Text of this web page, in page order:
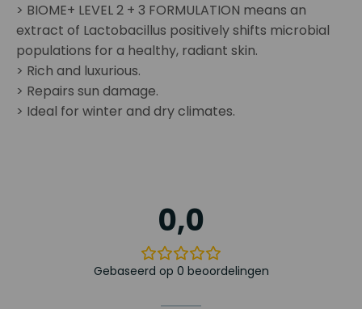
> BIOME+ LEVEL 2 + 3 FORMULATION means an
extract of Lactobacillus positively shifts microbial
populations for a healthy, radiant skin.
> Rich and luxurious.
> Repairs sun damage.
> Ideal for winter and dry climates.
0,0
Gebaseerd op 0 beoordelingen